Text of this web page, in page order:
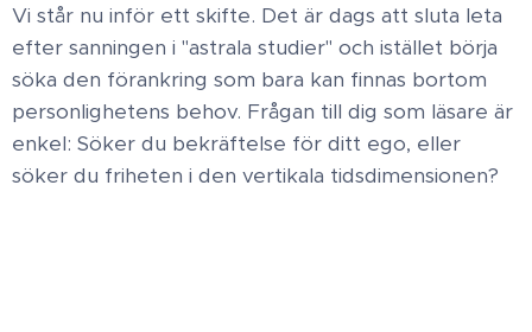
Vi står nu inför ett skifte. Det är dags att sluta leta
efter sanningen i "astrala studier" och istället börja
söka den förankring som bara kan finnas bortom
personlighetens behov. Frågan till dig som läsare är
enkel: Söker du bekräftelse för ditt ego, eller
söker du friheten i den vertikala tidsdimensionen?